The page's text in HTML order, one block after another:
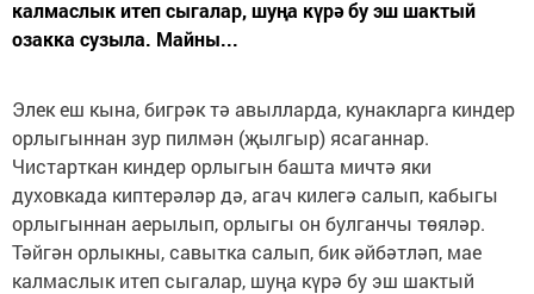
калмаслык итеп сыгалар, шуңа күрә бу эш шактый
озакка сузыла. Майны...
Элек еш кына, бигрәк тә авылларда, кунакларга киндер
орлыгыннан зур пилмән (җылгыр) ясаганнар.
Чистарткан киндер орлыгын башта мичтә яки
духовкада киптерәләр дә, агач килегә салып, кабыгы
орлыгыннан аерылып, орлыгы он булганчы төяләр.
Тәйгән орлыкны, савытка салып, бик әйбәтләп, мае
калмаслык итеп сыгалар, шуңа күрә бу эш шактый